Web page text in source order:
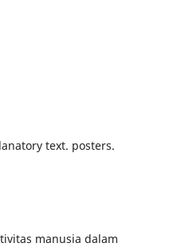
text. posters.
manusia dalam